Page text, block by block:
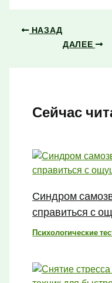
НАЗАД
ДАЛЕЕ
Сейчас
Синдром
справиться с
Психологические